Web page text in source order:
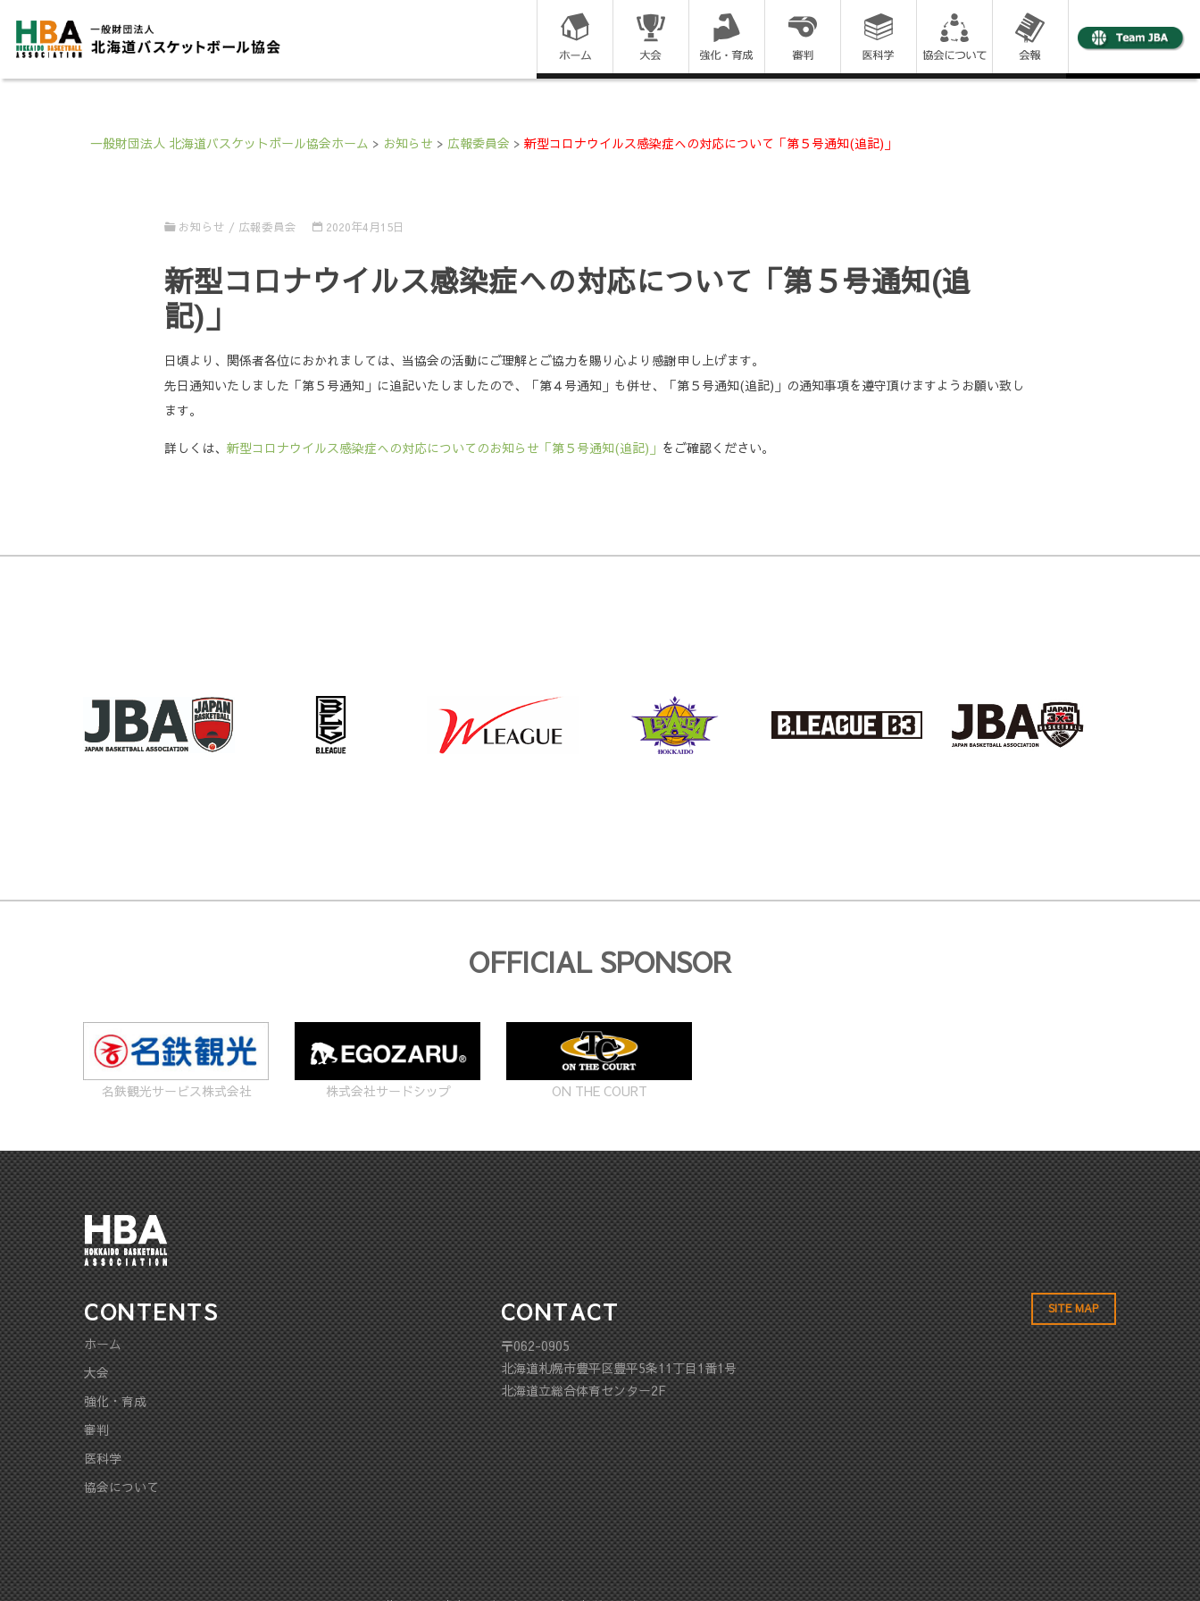
コ
ン
キ
プ
す
一般財団法人 北海道バスケットボール協会ホーム > お知らせ > 広報委員会 > 新型コロナウイルス感染症への対応について「第５号通知(追記)」
お知らせ / 広報委員会 2020年4月15日
新型コロナウイルス感染症への対応について「第５号通知(追
記)」
日頃より、関係者各位におかれましては、当協会の活動にご理解とご協力を賜り心より感謝申し上げます。
先日通知いたしました「第５号通知」に追記いたしましたので、「第４号通知」も併せ、「第５号通知(追記)」の通知事項を遵守頂けますようお願い致し
ます。
詳しくは、 新型コロナウイルス感染症への対応についてのお知らせ「第５号通知(追記)」 をご確認ください。
OFFICIAL SPONSOR
名鉄観光サービス株式会社 株式会社サードシップ ON THE COURT
CONTENTS
ホーム
大会
強化・育成
審判
医科学
協会について
CONTACT
〒062-0905
北海道札幌市豊平区豊平5条11丁目1番1号
北海道立総合体育センター2F
SITE MAP